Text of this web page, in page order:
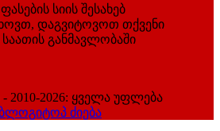
სიის შესახებ
დაგვიტოვოთ თქვენი
განმავლობაში
2026: ყველა უფლება
ბლოგიტოპ ძიება